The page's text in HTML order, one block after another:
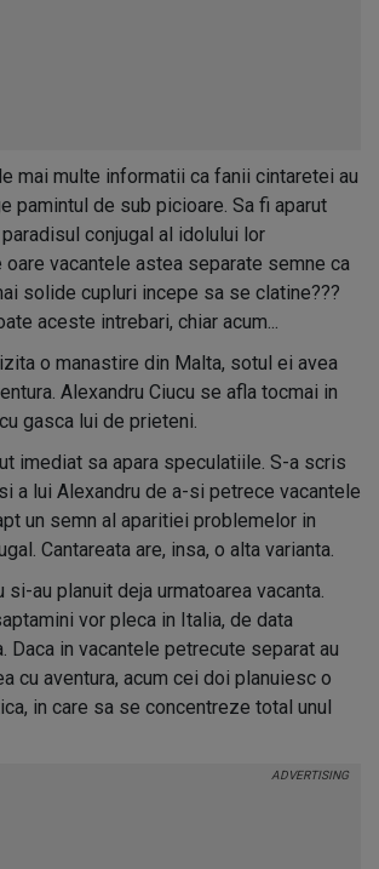
mai multe informatii ca fanii cintaretei au
pamintul de sub picioare. Sa fi aparut
conjugal al idolului lor
oare vacantele astea separate semne ca
solide cupluri incepe sa se clatine???
aceste intrebari, chiar acum...
o manastire din Malta, sotul ei avea
Alexandru Ciucu se afla tocmai in
gasca lui de prieteni.
imediat sa apara speculatiile. S-a scris
a lui Alexandru de a-si petrece vacantele
un semn al aparitiei problemelor in
Cantareata are, insa, o alta varianta.
si-au planuit deja urmatoarea vacanta.
vor pleca in Italia, de data
Daca in vacantele petrecute separat au
cu aventura, acum cei doi planuiesc o
in care sa se concentreze total unul